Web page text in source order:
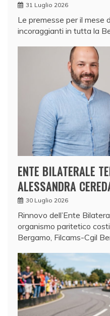
31 Luglio 2026
Le premesse per il mese
incoraggianti in tutta la
ENTE BILATERALE
ALESSANDRA
30 Luglio 2026
Rinnovo dell’Ente
organismo paritetico
Bergamo, Filcams-Cgil